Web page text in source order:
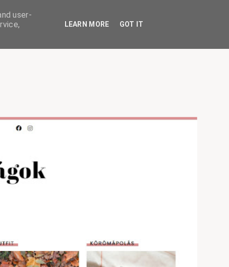
user-
LEARN MORE GOT IT